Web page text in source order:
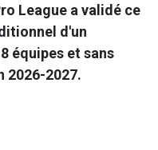
League a validé ce
d'un
équipes et sans
2026-2027.